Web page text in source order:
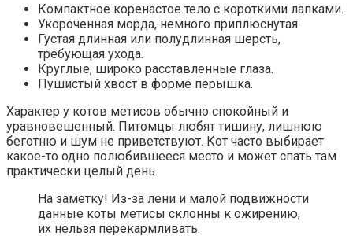
Компактное коренастое тело с короткими лапками.
Укороченная морда, немного приплюснутая.
Густая длинная или полудлинная шерсть,
требующая ухода.
Круглые, широко расставленные глаза.
Пушистый хвост в форме перышка.
Характер у котов метисов обычно спокойный и
уравновешенный. Питомцы любят тишину, лишнюю
беготню и шум не приветствуют. Кот часто выбирает
какое-то одно полюбившееся место и может спать там
практически целый день.
На заметку! Из-за лени и малой подвижности
данные коты метисы склонны к ожирению,
их нельзя перекармливать.